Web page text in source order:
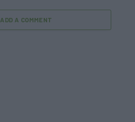
ADD A COMMENT